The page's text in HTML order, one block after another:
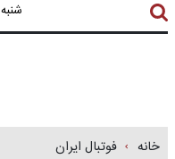
شنبه ۱۷ مرداد ۱۴۰۵
خانه فوتبال ایران